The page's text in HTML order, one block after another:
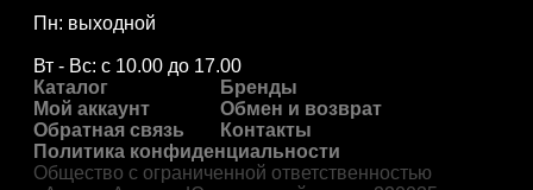
Пн: выходной
Вт - Вс: с 10.00 до 17.00
Каталог
Бренды
Мой аккаунт
Обмен и возврат
Обратная связь
Контакты
Политика конфиденциальности
Общество с ограниченной ответственностью